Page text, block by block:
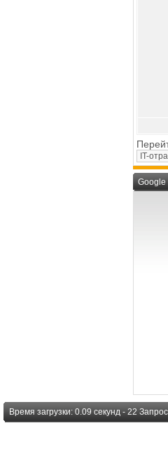
Google
Время загрузки: 0.09 секунд - 22